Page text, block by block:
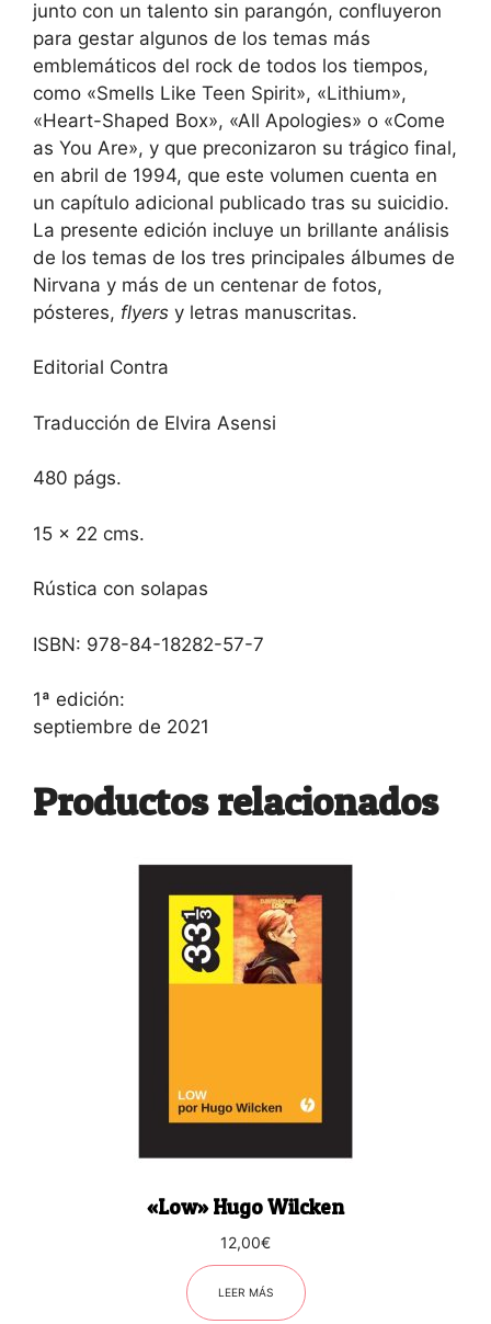
junto con un talento sin parangón, confluyeron
para gestar algunos de los temas más
emblemáticos del rock de todos los tiempos,
como «Smells Like Teen Spirit», «Lithium»,
«Heart-Shaped Box», «All Apologies» o «Come
as You Are», y que preconizaron su trágico final,
en abril de 1994, que este volumen cuenta en
un capítulo adicional publicado tras su suicidio.
La presente edición incluye un brillante análisis
de los temas de los tres principales álbumes de
Nirvana y más de un centenar de fotos,
pósteres, flyers y letras manuscritas.
Editorial Contra
Traducción de Elvira Asensi
480 págs.
15 × 22 cms.
Rústica con solapas
ISBN: 978-84-18282-57-7
1ª edición:
septiembre de 2021
Productos relacionados
«Low» Hugo Wilcken
12,00€
LEER MÁS